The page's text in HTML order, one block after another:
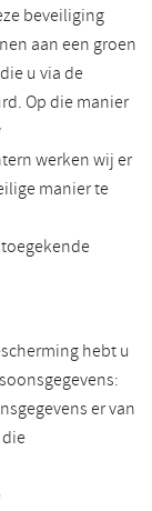
beveiliging
aan een groen
u via de
Op die manier
werken wij er
manier te
hebt u
er van